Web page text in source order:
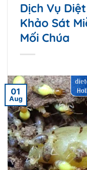
Dịch Vụ
Khảo Sát
Mối Chúa
01
Aug